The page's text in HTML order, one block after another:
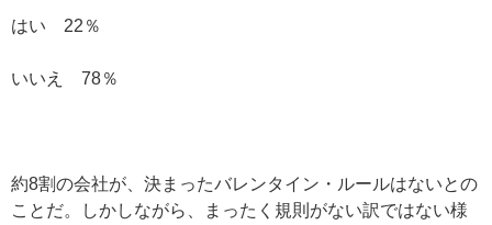
はい 22％
いいえ 78％
約8割の会社が、決まったバレンタイン・ルールはないとの
ことだ。しかしながら、まったく規則がない訳ではない様